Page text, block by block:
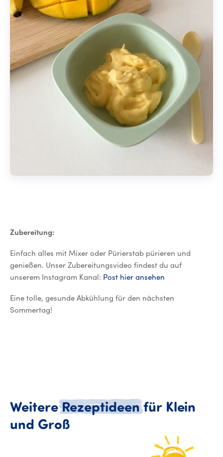
Zubereitung:
Einfach alles mit Mixer oder Pürierstab pürieren und
genießen. Unser Zubereitungsvideo findest du auf
unserem Instagram Kanal: Post hier ansehen
Eine tolle, gesunde Abkühlung für den nächsten
Sommertag!
Weitere Rezeptideen für Klein
und GroßWeitere Rezeptideen